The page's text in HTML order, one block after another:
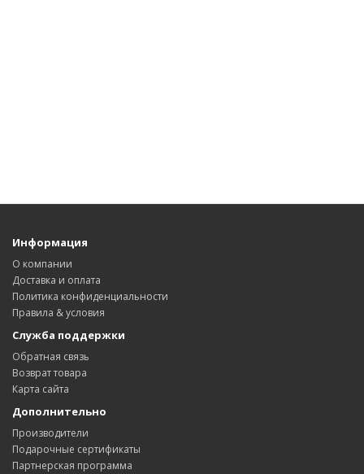
Информация
О компании
Доставка и оплата
Политика конфиденциальности
Правила & условия
Служба поддержки
Обратная связь
Возврат товара
Карта сайта
Дополнительно
Производители
Подарочные сертификаты
Партнерская программа